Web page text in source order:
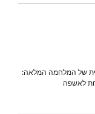
– בשנה החמישית של המלחמה המלאה:
לאשפה